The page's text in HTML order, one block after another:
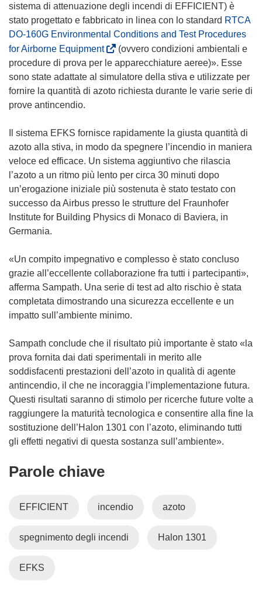
sistema di attenuazione degli incendi di EFFICIENT) è
stato progettato e fabbricato in linea con lo standard RTCA
DO-160G Environmental Conditions and Test Procedures
for Airborne Equipment(
s
i
a
e
i
n
u
n
a
n
v
a
f
i
n
s
t
r
a
)
(ovvero condizioni ambientali e
procedure di prova per le apparecchiature aeree)». Esse
sono state adattate al simulatore della stiva e utilizzate per
fornire la quantità di azoto richiesta durante le varie serie di
prove antincendio.
Il sistema EFKS fornisce rapidamente la giusta quantità di
azoto alla stiva, in modo da spegnere l’incendio in maniera
veloce ed efficace. Un sistema aggiuntivo che rilascia
l’azoto a un ritmo più lento per circa 30 minuti dopo
un’erogazione iniziale più sostenuta è stato testato con
successo da Airbus presso le strutture del Fraunhofer
Institute for Building Physics di Monaco di Baviera, in
Germania.
«Un compito impegnativo e complesso è stato concluso
grazie all’eccellente collaborazione fra tutti i partecipanti»,
afferma Sampath. Una serie di test ad alto rischio è stata
completata dimostrando una sicurezza eccellente e un
impatto sull’ambiente minimo.
Sampath conclude che il risultato più importante è stato «la
prova fornita dai dati sperimentali in merito alle
soddisfacenti prestazioni dell’azoto in qualità di agente
antincendio, il che ne incoraggia l’implementazione futura.
Questi risultati saranno di stimolo per ricerche future volte a
raggiungere la maturità tecnologica e consentire alla fine la
sostituzione dell’Halon 1301 con l’azoto, eliminando tutti
gli effetti negativi di questa sostanza sull’ambiente».
Parole chiave
EFFICIENT incendio azoto
spegnimento degli incendi Halon 1301
EFKS